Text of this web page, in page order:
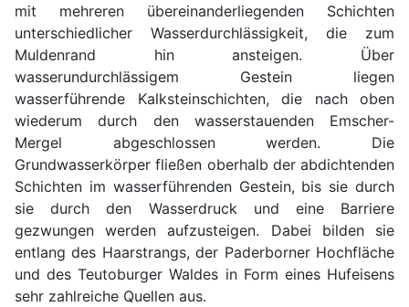
mit mehreren übereinanderliegenden Schichten
unterschiedlicher Wasserdurchlässigkeit, die zum
Muldenrand hin ansteigen. Über
wasserundurchlässigem Gestein liegen
wasserführende Kalksteinschichten, die nach oben
wiederum durch den wasserstauenden Emscher-
Mergel abgeschlossen werden. Die
Grundwasserkörper fließen oberhalb der abdichtenden
Schichten im wasserführenden Gestein, bis sie durch
sie durch den Wasserdruck und eine Barriere
gezwungen werden aufzusteigen. Dabei bilden sie
entlang des Haarstrangs, der Paderborner Hochfläche
und des Teutoburger Waldes in Form eines Hufeisens
sehr zahlreiche Quellen aus.